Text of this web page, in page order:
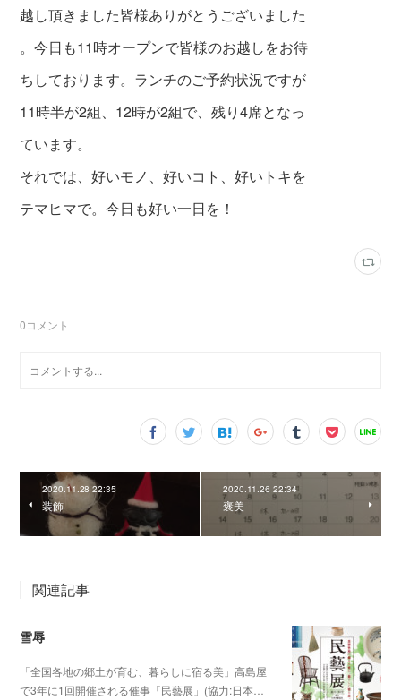
越し頂きました皆様ありがとうございました
。今日も11時オープンで皆様のお越しをお待
ちしております。ランチのご予約状況ですが
11時半が2組、12時が2組で、残り4席となっ
ています。
それでは、好いモノ、好いコト、好いトキを
テマヒマで。今日も好い一日を！
0コメント
2020.11.28 22:35
装飾
2020.11.26 22:34
褒美
関連記事
雪辱
「全国各地の郷土が育む、暮らしに宿る美」高島屋
で3年に1回開催される催事「民藝展」(協力:日本…